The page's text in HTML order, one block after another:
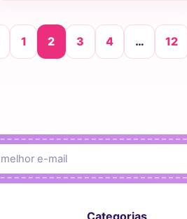
1 2 3 4 … 12